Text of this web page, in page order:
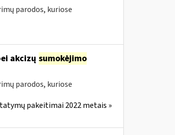
parodos, kuriose
akcizų sumokėjimo
parodos, kuriose
pakeitimai 2022 metais »